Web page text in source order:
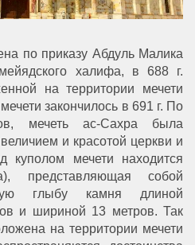
по приказу Абдуль Малика
халифа, в 688 г.
на территории мечети
закончилось в 691 г. По
мечеть ас-Сахра была
и красотой церкви и
мечети находится
представляющая собой
глыбу камня длиной
и шириной 13 метров. Так
на территории мечети